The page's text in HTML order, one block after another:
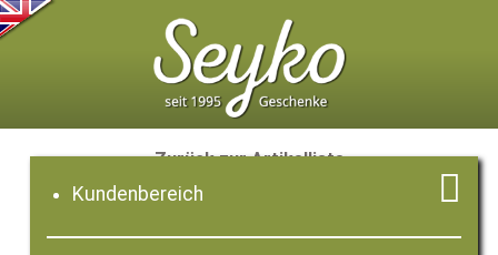
Kundenbereich 
Zurück zur Artikelliste